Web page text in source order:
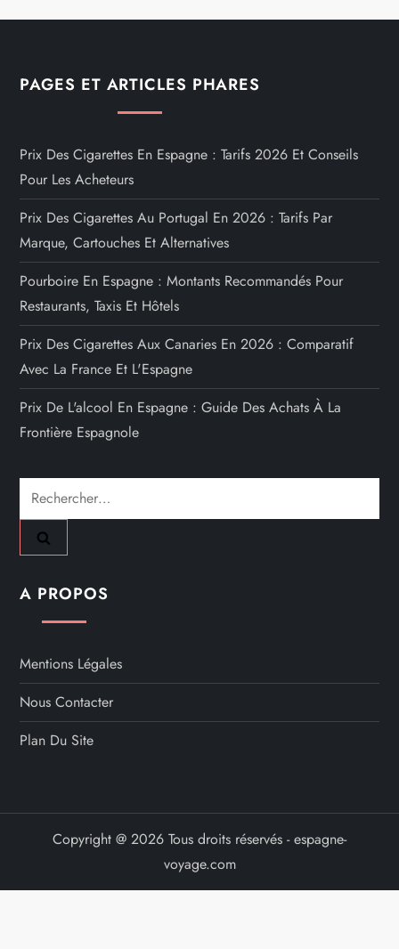
PAGES ET ARTICLES PHARES
Prix Des Cigarettes En Espagne : Tarifs 2026 Et Conseils
Pour Les Acheteurs
Prix Des Cigarettes Au Portugal En 2026 : Tarifs Par
Marque, Cartouches Et Alternatives
Pourboire En Espagne : Montants Recommandés Pour
Restaurants, Taxis Et Hôtels
Prix Des Cigarettes Aux Canaries En 2026 : Comparatif
Avec La France Et L'Espagne
Prix De L'alcool En Espagne : Guide Des Achats À La
Frontière Espagnole
Rechercher :
A PROPOS
Mentions Légales
Nous Contacter
Plan Du Site
Copyright @ 2026 Tous droits réservés - espagne-
voyage.com